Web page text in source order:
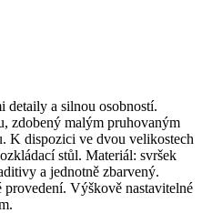
detaily a silnou osobností.
zdobený malým pruhovaným
K dispozici ve dvou velikostech
stůl. Materiál: svršek
a jednotně zbarvený.
Výškově nastavitelné